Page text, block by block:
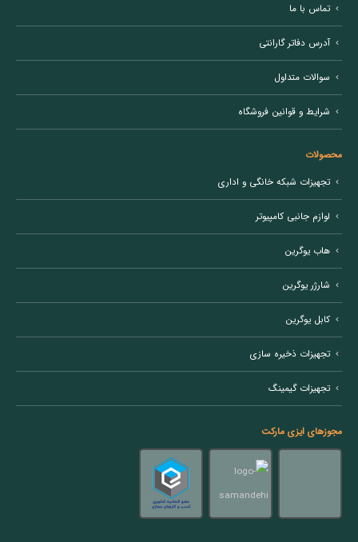
تماس با ما
آدرس دفاتر گارانتی
سوالات متداول
شرایط و قوانین فروشگاه
محصولات
تجهیزات شبکه خانگی و اداری
لوازم جانبی کامپیوتر
هاب یوگرین
شارژر یوگرین
کابل یوگرین
تجهیزات ذخیره سازی
تجهیزات گیمینگ
مجوزهای ایزی مارکت